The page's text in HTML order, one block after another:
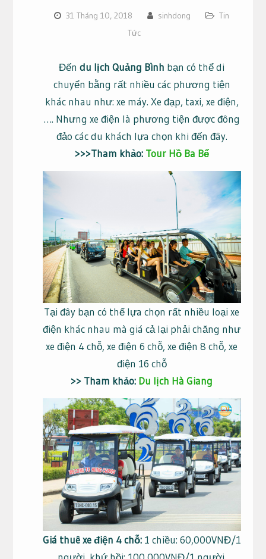
31 Tháng 10, 2018 sinhdong
Tin
Tức
Đếndu lịch Quảng Bình bạn có thể di
chuyển bằng rất nhiều các phương tiện
khác nhau như: xe máy. Xe đạp, taxi, xe điện,
…. Nhưng xe điện là phương tiện được đông
đảo các du khách lựa chọn khi đến đây.
>>>Tham khảo: Tour Hồ Ba Bể
Tại đây bạn có thể lựa chọn rất nhiều loại xe
điện khác nhau mà giá cả lại phải chăng như
xe điện 4 chỗ, xe điện 6 chỗ, xe điện 8 chỗ, xe
điện 16 chỗ
>> Tham khảo: Du lịch Hà Giang
Giá thuê xe điện 4 chỗ:1 chiều: 60,000VNĐ/1